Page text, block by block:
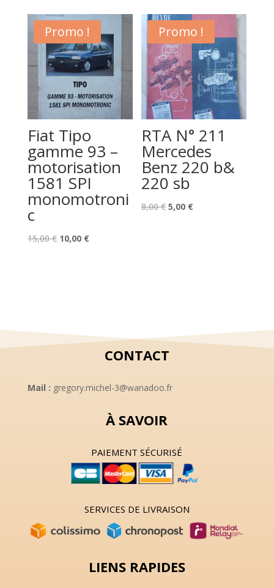
initial
était :
8,00 €.
actuel
est :
5,00 €.
était :
10,00 €.
est :
8,00 €.
Promo !
Fiat Tipo
gamme 93 –
motorisation
1581 SPI
monomotroni
c
15,00€ Le
10,00 €Le
Promo !
RTA N° 211
Mercedes
Benz 220 b&
220 sb
8,00€ Le
5,00 €Le
CONTACT
Mail : gregory.michel-3@wanadoo.fr
À SAVOIR
PAIEMENT SÉCURISÉ
SERVICES DE LIVRAISON
LIENS RAPIDES